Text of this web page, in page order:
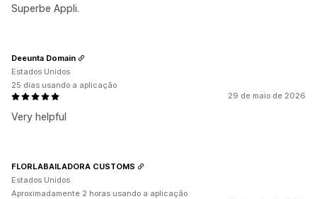
Superbe Appli.
29 de maio de 2026
Very helpful
Deeunta Domain
Estados Unidos
25 dias usando a aplicação
FLORLABAILADORA CUSTOMS
Estados Unidos
Aproximadamente 2 horas usando a aplicação